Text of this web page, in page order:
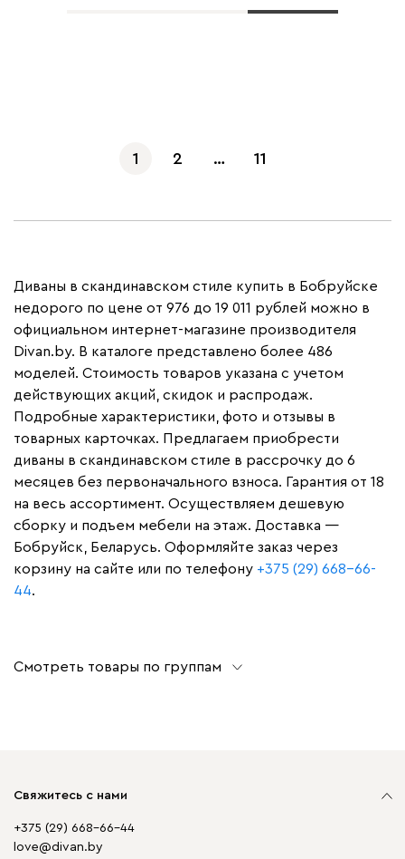
1 2 … 11
Диваны в скандинавском стиле купить в Бобруйске
недорого по цене от 976 до 19 011 рублей можно в
официальном интернет-магазине производителя
Divan.by. В каталоге представлено более 486
моделей. Стоимость товаров указана с учетом
действующих акций, скидок и распродаж.
Подробные характеристики, фото и отзывы в
товарных карточках. Предлагаем приобрести
диваны в скандинавском стиле в рассрочку до 6
месяцев без первоначального взноса. Гарантия от 18
на весь ассортимент. Осуществляем дешевую
сборку и подъем мебели на этаж. Доставка —
Бобруйск, Беларусь. Оформляйте заказ через
корзину на сайте или по телефону +375 (29) 668-66-
44.
Смотреть товары по группам
Свяжитесь с нами
+375 (29) 668-66-44
love@divan.by